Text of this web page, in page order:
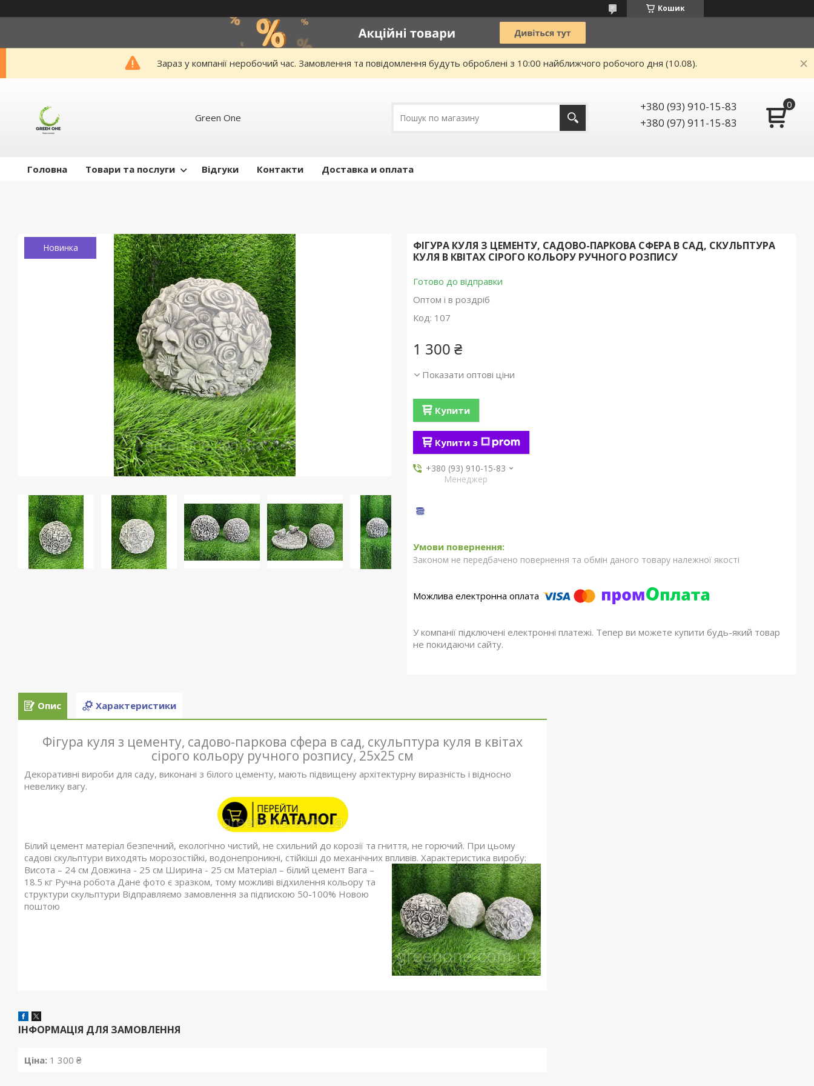
Кошик
Зараз у компанії неробочий час. Замовлення та повідомлення будуть оброблені з 10:00 найближчого робочого дня (10.08).
Green One
+380 (93) 910-15-83
+380 (97) 911-15-83
Головна Товари та послуги Відгуки Контакти Доставка и оплата
Новинка
ФІГУРА КУЛЯ З ЦЕМЕНТУ, САДОВО-ПАРКОВА СФЕРА В САД, СКУЛЬПТУРА
КУЛЯ В КВІТАХ СІРОГО КОЛЬОРУ РУЧНОГО РОЗПИСУ
Готово до відправки
Оптом і в роздріб
Код: 107
1 300 ₴
Показати оптові ціни
Купити
Купити з
+380 (93) 910-15-83
Менеджер
Законом не передбачено повернення та обмін даного товару належної якості
У компанії підключені електронні платежі. Тепер ви можете купити будь-який товар
не покидаючи сайту.
Опис Характеристики
Фігура куля з цементу, садово-паркова сфера в сад, скульптура куля в квітах
сірого кольору ручного розпису, 25х25 см
Декоративні вироби для саду, виконані з білого цементу, мають підвищену архітектурну виразність і відносно
невелику вагу.
Білий цемент матеріал безпечний, екологічно чистий, не схильний до корозії та гниття, не горючий. При цьому
садові скульптури виходять морозостійкі, водонепроникні, стійкіші до механічних впливів. Характеристика виробу:
Висота – 24 см Довжина - 25 см Ширина - 25 см Матеріал – білий цемент Вага –
18.5 кг Ручна робота Дане фото є зразком, тому можливі відхилення кольору та
структури скульптури Відправляємо замовлення за підпискою 50-100% Новою
поштою
ІНФОРМАЦІЯ ДЛЯ ЗАМОВЛЕННЯ
Ціна: 1 300 ₴